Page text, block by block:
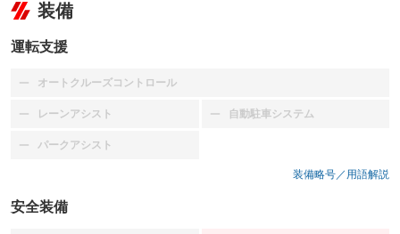
装備
運転支援
オートクルーズコントロール
：装備なし
レーンアシスト
：装備なし 自動駐車システム
：装備なし
パークアシスト
：装備なし
装備略号／用語解説
安全装備